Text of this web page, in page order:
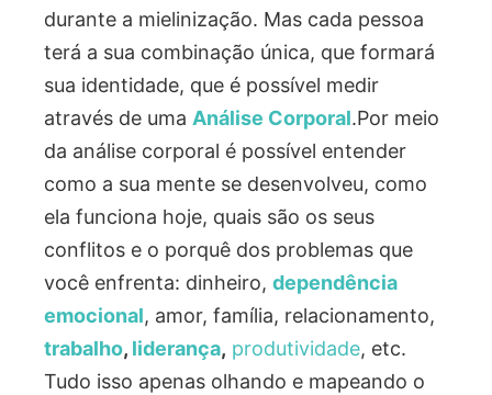
durante a mielinização. Mas cada pessoa
terá a sua combinação única, que formará
sua identidade, que é possível medir
através de uma Análise Corporal.Por meio
da análise corporal é possível entender
como a sua mente se desenvolveu, como
ela funciona hoje, quais são os seus
conflitos e o porquê dos problemas que
você enfrenta: dinheiro, dependência
emocional, amor, família, relacionamento,
trabalho, liderança, produtividade, etc.
Tudo isso apenas olhando e mapeando o